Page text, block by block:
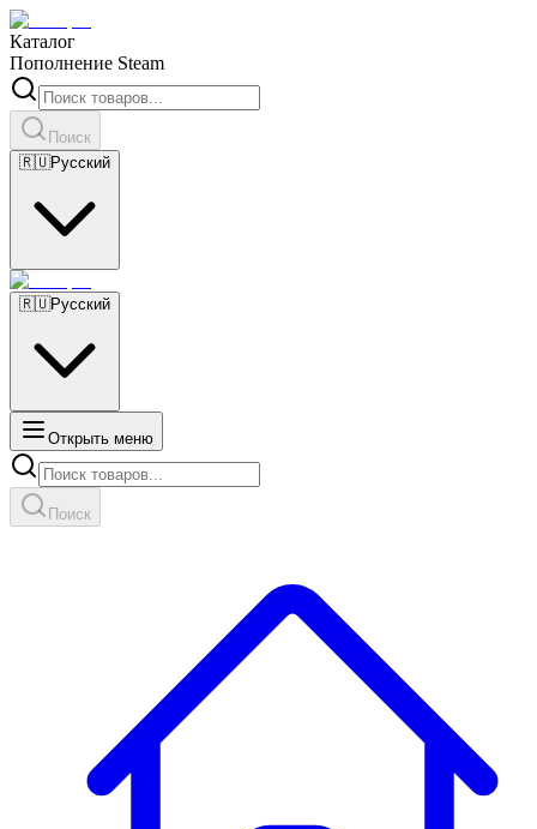
Каталог
Пополнение Steam
Поиск
🇷🇺Русский
🇷🇺Русский
Открыть меню
Поиск